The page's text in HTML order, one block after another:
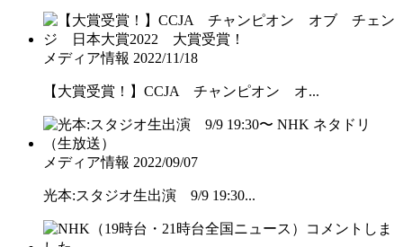
メディア情報 2022/11/18
【大賞受賞！】CCJA チャンピオン オ...
メディア情報 2022/09/07
光本:スタジオ生出演 9/9 19:30...